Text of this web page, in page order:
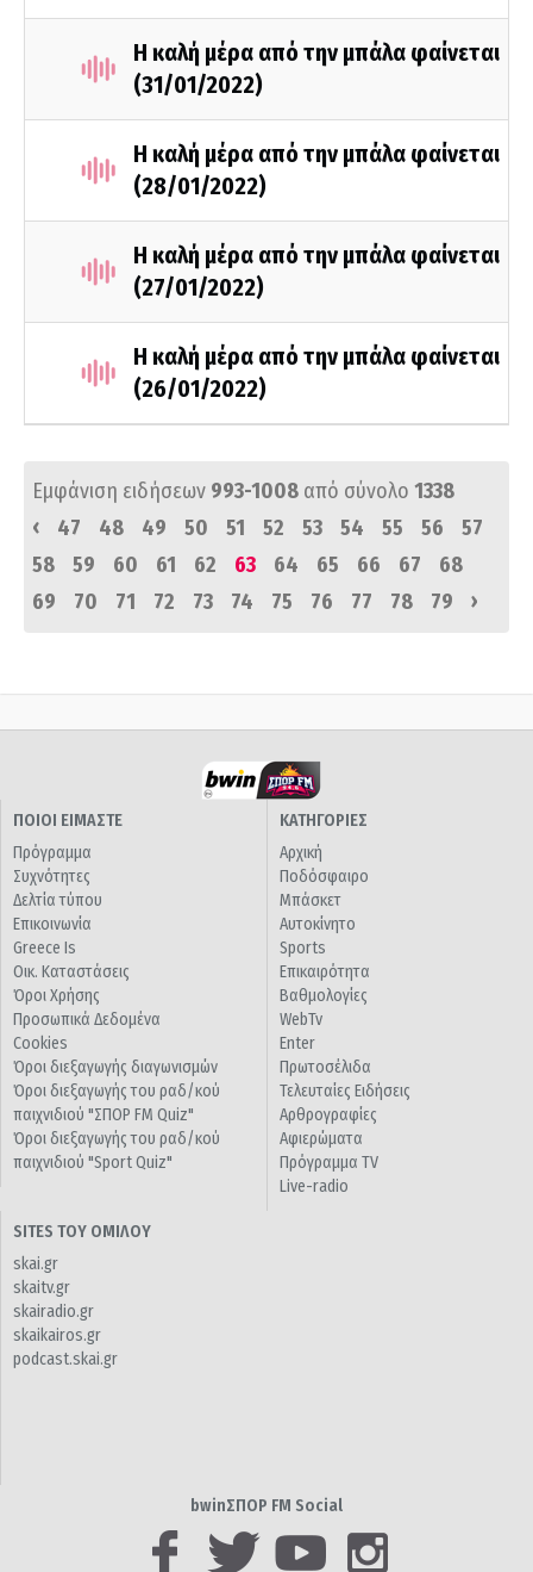
Η καλή μέρα από την μπάλα φαίνεται
(31/01/2022)
Η καλή μέρα από την μπάλα φαίνεται
(28/01/2022)
Η καλή μέρα από την μπάλα φαίνεται
(27/01/2022)
Η καλή μέρα από την μπάλα φαίνεται
(26/01/2022)
Εμφάνιση ειδήσεων 993-1008 από σύνολο 1338
‹
47 48 49 50 51 52 53 54 55 56
57
58
59 60 61 62 63 64 65 66 67
68
69
70 71 72 73 74 75 76 77 78 79 ›
ΠΟΙΟΙ ΕΙΜΑΣΤΕ
Πρόγραμμα
Συχνότητες
Δελτία τύπου
Επικοινωνία
Greece Is
Οικ. Καταστάσεις
Όροι Χρήσης
Προσωπικά Δεδομένα
Cookies
Όροι διεξαγωγής διαγωνισμών
Όροι διεξαγωγής του ραδ/κού
παιχνιδιού "ΣΠΟΡ FM Quiz"
Όροι διεξαγωγής του ραδ/κού
παιχνιδιού "Sport Quiz"
ΚΑΤΗΓΟΡΙΕΣ
Αρχική
Ποδόσφαιρο
Μπάσκετ
Αυτοκίνητο
Sports
Επικαιρότητα
Βαθμολογίες
WebTv
Enter
Πρωτοσέλιδα
Τελευταίες Ειδήσεις
Αρθρογραφίες
Αφιερώματα
Πρόγραμμα TV
Live-radio
SITES ΤΟΥ ΟΜΙΛΟΥ
skai.gr
skaitv.gr
skairadio.gr
skaikairos.gr
podcast.skai.gr
bwinΣΠΟΡ FM Social